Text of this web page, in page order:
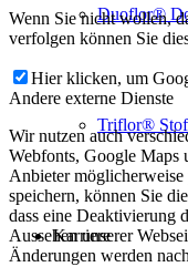
Duoflor®
Triflor®
Karriere
Wenn Sie nicht wollen,
verfolgen können Sie
Hier klicken, um
Andere externe Dienste
Wir nutzen auch
Webfonts, Google Maps
Anbieter möglicherweise
speichern, können Sie
dass eine Deaktivierung
Aussehen unserer
Änderungen werden